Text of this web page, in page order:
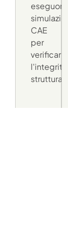
eseguono
simulazioni
CAE
per
verificarne
l'integrità
strutturale.